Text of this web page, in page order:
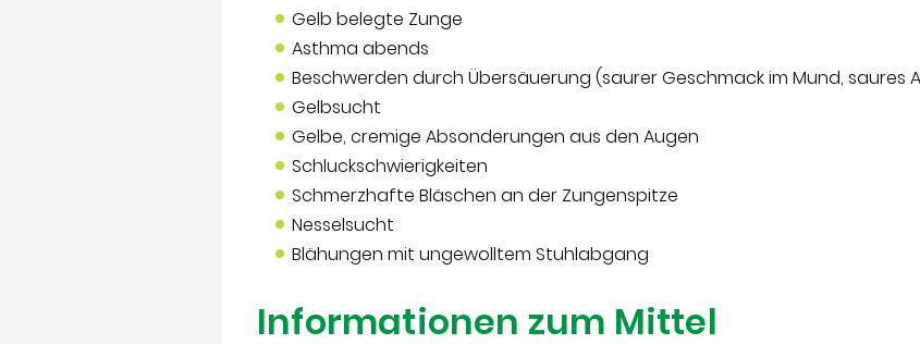
Gelb belegte Zunge
Asthma abends
Beschwerden durch Übersäuerung (saurer Geschmack im Mund, saures
Gelbsucht
Gelbe, cremige Absonderungen aus den Augen
Schluckschwierigkeiten
Schmerzhafte Bläschen an der Zungenspitze
Nesselsucht
Blähungen mit ungewolltem Stuhlabgang
Informationen zum Mittel